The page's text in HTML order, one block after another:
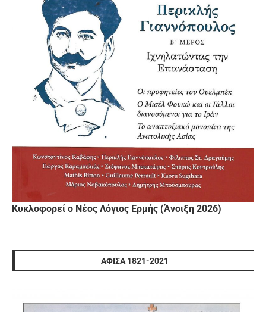
Κυκλοφορεί ο Νέος Λόγιος Ερμής (Άνοιξη 2026)
ΑΦΊΣΑ 1821-2021